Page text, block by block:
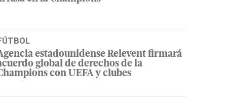
estadounidense Relevent firmará
global de derechos de la
con UEFA y clubes